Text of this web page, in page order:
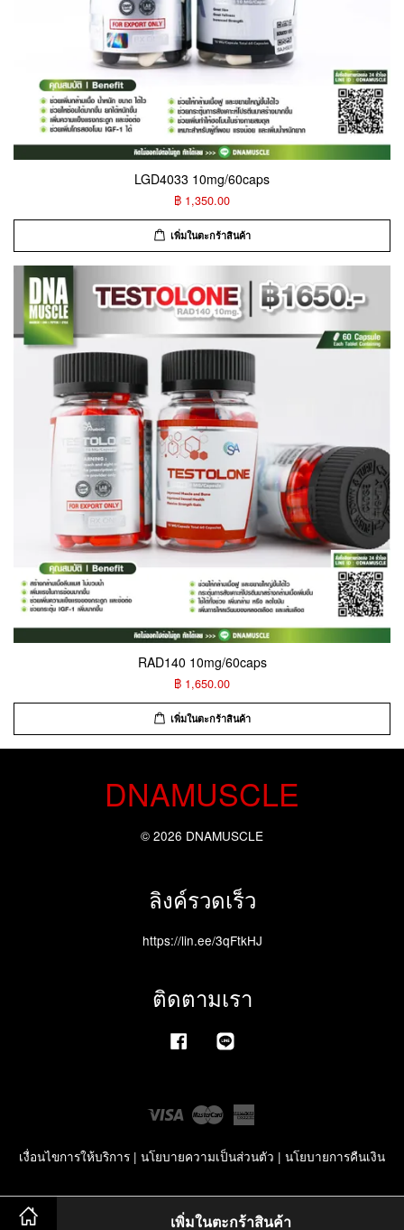
เพิ่มในตะกร้าสินค้า
LGD4033 10mg/60caps
฿ 1,350.00
เพิ่มในตะกร้าสินค้า
RAD140 10mg/60caps
฿ 1,650.00
เพิ่มในตะกร้าสินค้า
DNAMUSCLE
© 2026 DNAMUSCLE
ลิงค์รวดเร็ว
https://lin.ee/3qFtkHJ
ติดตามเรา
Facebook
Visa Master
เงื่อนไขการให้บริการ | นโยบายความเป็นส่วนตัว | นโยบายการคืนเงิน